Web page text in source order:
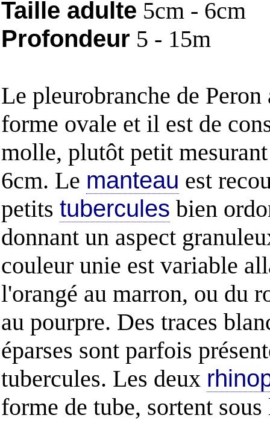
Taille adulte 5cm - 6cm
Profondeur 5 - 15m
Le pleurobranche de Peron
forme ovale et il est de
molle, plutôt petit
6cm. Le manteau est
petits tubercules bien
donnant un aspect
couleur unie est variable
l'orangé au marron, ou du
au pourpre. Des traces
éparses sont parfois
tubercules. Les deux
forme de tube, sortent